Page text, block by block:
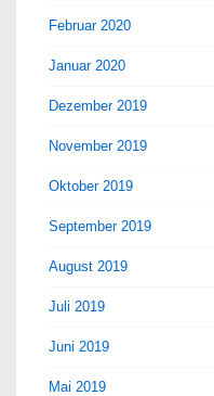
Februar 2020
Januar 2020
Dezember 2019
November 2019
Oktober 2019
September 2019
August 2019
Juli 2019
Juni 2019
Mai 2019